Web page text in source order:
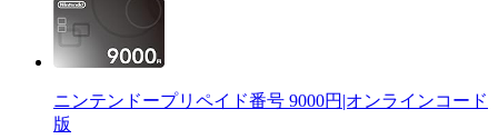
ニンテンドープリペイド番号 9000円|オンラインコード
版